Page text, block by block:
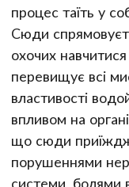
процес таїть у
Сюди
охочих навчитися
перевищує всі
властивості
впливом на
що сюди
порушеннями
системи, болями